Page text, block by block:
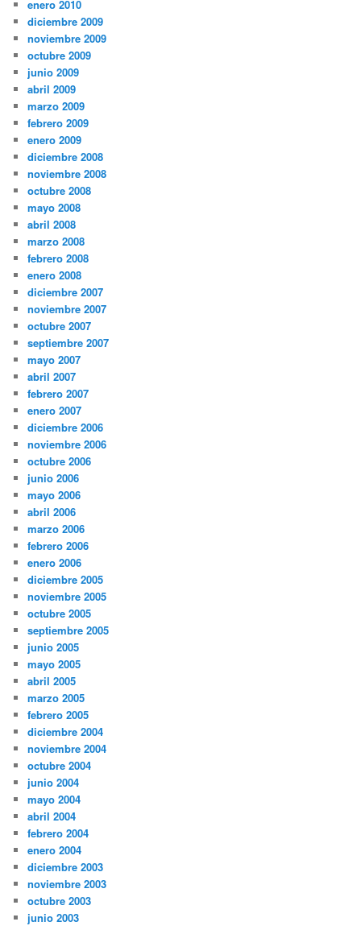
enero 2010
diciembre 2009
noviembre 2009
octubre 2009
junio 2009
abril 2009
marzo 2009
febrero 2009
enero 2009
diciembre 2008
noviembre 2008
octubre 2008
mayo 2008
abril 2008
marzo 2008
febrero 2008
enero 2008
diciembre 2007
noviembre 2007
octubre 2007
septiembre 2007
mayo 2007
abril 2007
febrero 2007
enero 2007
diciembre 2006
noviembre 2006
octubre 2006
junio 2006
mayo 2006
abril 2006
marzo 2006
febrero 2006
enero 2006
diciembre 2005
noviembre 2005
octubre 2005
septiembre 2005
junio 2005
mayo 2005
abril 2005
marzo 2005
febrero 2005
diciembre 2004
noviembre 2004
octubre 2004
junio 2004
mayo 2004
abril 2004
febrero 2004
enero 2004
diciembre 2003
noviembre 2003
octubre 2003
junio 2003